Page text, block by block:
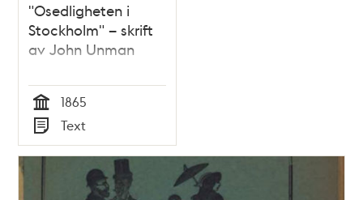
"Osedligheten i
Stockholm" – skrift
av John Unman
Tid
1865
Typ
Text